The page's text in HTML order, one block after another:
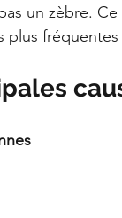
un zèbre.
plus